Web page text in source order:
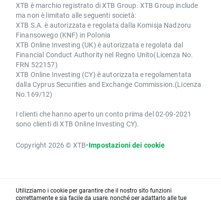
XTB è marchio registrato di XTB Group. XTB Group include
ma non è limitato alle seguenti società:
XTB S.A. è autorizzata e regolata dalla Komisja Nadzoru
Finansowego (KNF) in Polonia
XTB Online Investing (UK) è autorizzata e regolata dal
Financial Conduct Authority nel Regno Unito(Licenza No.
FRN 522157)
XTB Online Investing (CY) è autorizzata e regolamentata
dalla Cyprus Securities and Exchange Commission.(Licenza
No.169/12)
I clienti che hanno aperto un conto prima del 02-09-2021
sono clienti di XTB Online Investing CY).
Copyright 2026 © XTB•Impostazioni dei cookie
Utilizziamo i cookie per garantire che il nostro sito funzioni
correttamente e sia facile da usare, nonché per adattarlo alle tue